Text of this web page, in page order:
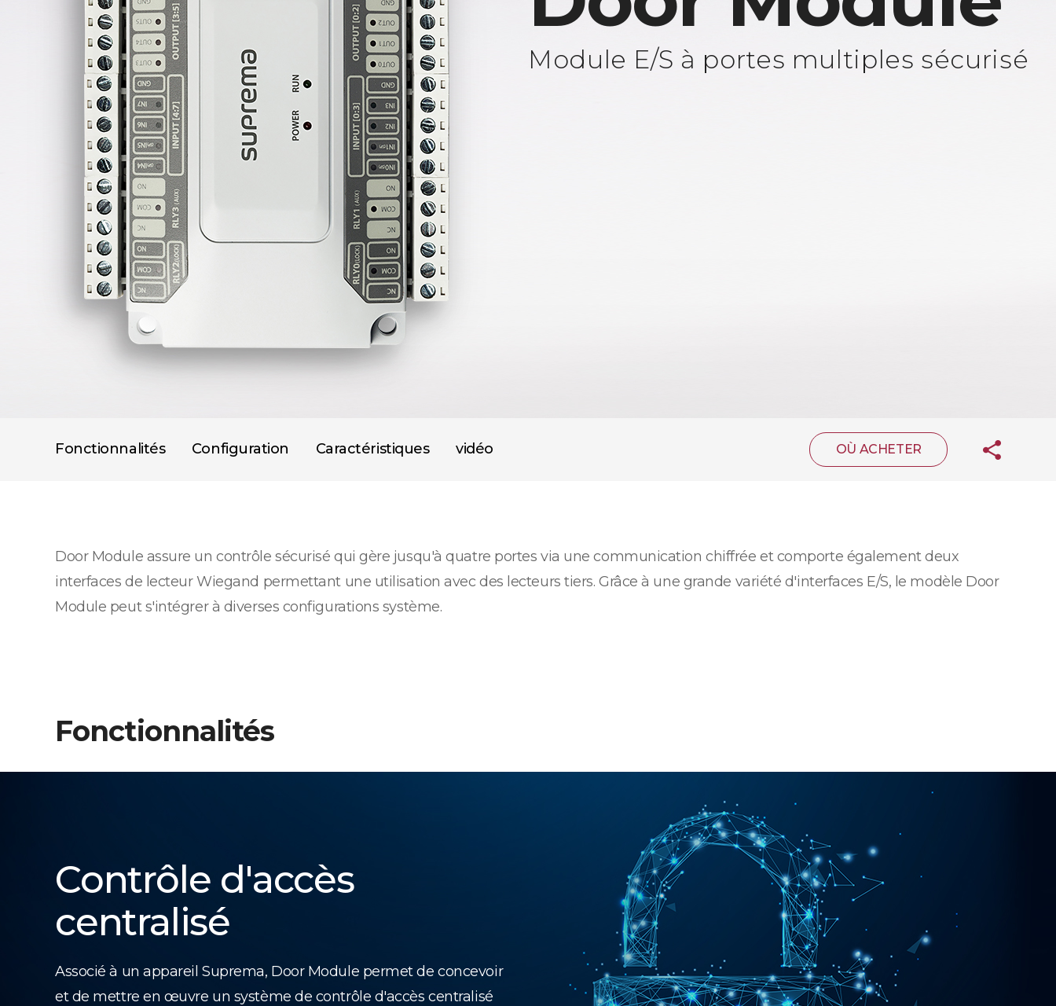
Module E/S à portes multiples sécurisé
Fonctionnalités Configuration Caractéristiques vidéo OÙ ACHETER
Door Module assure un contrôle sécurisé qui gère jusqu'à quatre portes via une communication chiffrée et comporte également deux
interfaces de lecteur Wiegand permettant une utilisation avec des lecteurs tiers. Grâce à une grande variété d'interfaces E/S, le modèle Door
Module peut s'intégrer à diverses configurations système.
Fonctionnalités
Contrôle d'accès
centralisé
Associé à un appareil Suprema, Door Module permet de concevoir
et de mettre en œuvre un système de contrôle d'accès centralisé